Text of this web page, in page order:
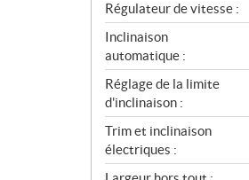
Régulateur de vitesse :
Inclinaison
automatique :
Réglage de la limite
d'inclinaison :
Trim et inclinaison
électriques :